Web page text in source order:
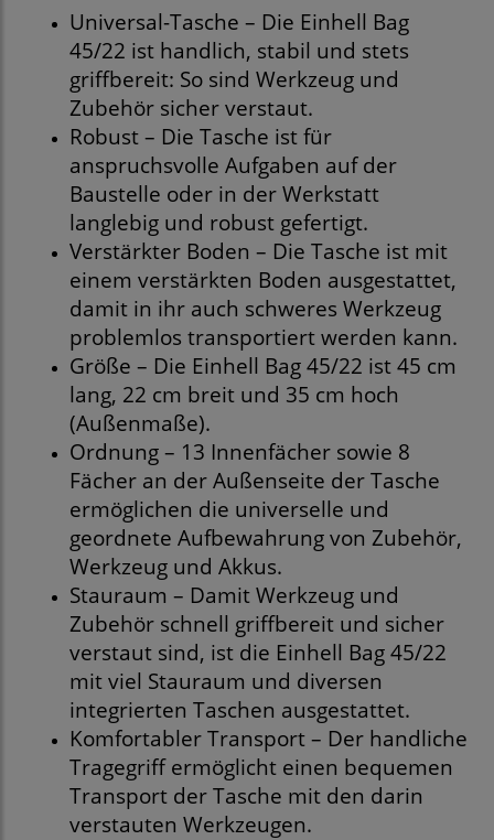
Universal-Tasche – Die Einhell Bag
45/22 ist handlich, stabil und stets
griffbereit: So sind Werkzeug und
Zubehör sicher verstaut.
Robust – Die Tasche ist für
anspruchsvolle Aufgaben auf der
Baustelle oder in der Werkstatt
langlebig und robust gefertigt.
Verstärkter Boden – Die Tasche ist mit
einem verstärkten Boden ausgestattet,
damit in ihr auch schweres Werkzeug
problemlos transportiert werden kann.
Größe – Die Einhell Bag 45/22 ist 45 cm
lang, 22 cm breit und 35 cm hoch
(Außenmaße).
Ordnung – 13 Innenfächer sowie 8
Fächer an der Außenseite der Tasche
ermöglichen die universelle und
geordnete Aufbewahrung von Zubehör,
Werkzeug und Akkus.
Stauraum – Damit Werkzeug und
Zubehör schnell griffbereit und sicher
verstaut sind, ist die Einhell Bag 45/22
mit viel Stauraum und diversen
integrierten Taschen ausgestattet.
Komfortabler Transport – Der handliche
Tragegriff ermöglicht einen bequemen
Transport der Tasche mit den darin
verstauten Werkzeugen.